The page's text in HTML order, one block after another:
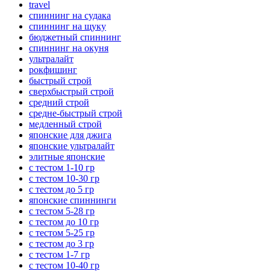
travel
спиннинг на судака
спиннинг на щуку
бюджетный спиннинг
спиннинг на окуня
ультралайт
рокфишинг
быстрый строй
сверхбыстрый строй
средний строй
средне-быстрый строй
медленный строй
японские для джига
японские ультралайт
элитные японские
с тестом 1-10 гр
с тестом 10-30 гр
с тестом до 5 гр
японские спиннинги
с тестом 5-28 гр
с тестом до 10 гр
с тестом 5-25 гр
с тестом до 3 гр
с тестом 1-7 гр
с тестом 10-40 гр